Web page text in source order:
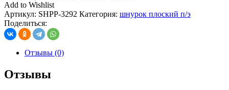
Add to Wishlist
Артикул: SHPP-3292 Категория: шнурок плоский п/э
Поделиться:
Отзывы (0)
Отзывы